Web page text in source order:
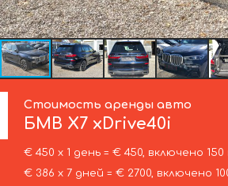
Стоимость аренды авто
БМВ X7 xDrive40i
€ 450 х 1 день = € 450, включено 150
€ 386 х 7 дней = € 2700, включено